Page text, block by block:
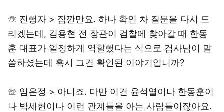
☏ 진행자 > 잠깐만요. 하나 확인 차 질문을 다시 드
리겠는데, 김용현 전 장관이 검찰에 찾아갈 때 한동
훈 대표가 일정하게 역할했다는 식으로 검사님이 말
씀하셨는데 혹시 그건 확인된 이야기입니까?
☏ 임은정 > 아니죠. 다만 이건 윤석열이나 한동훈이
나 박세현이나 이런 관계들을 아는 사람들이잖아요.